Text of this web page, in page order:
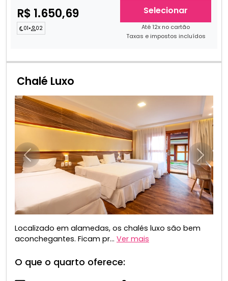
R$ 1.650,69
01• 02
Selecionar
Até 12x no cartão
Taxas e impostos incluídos
Chalé Luxo
Anterior
Localizado em alamedas, os chalés luxo são bem
aconchegantes. Ficam pr... Ver mais
O que o quarto oferece: